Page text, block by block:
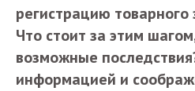
регистрацию товарного
Что стоит за этим
возможные
информацией и